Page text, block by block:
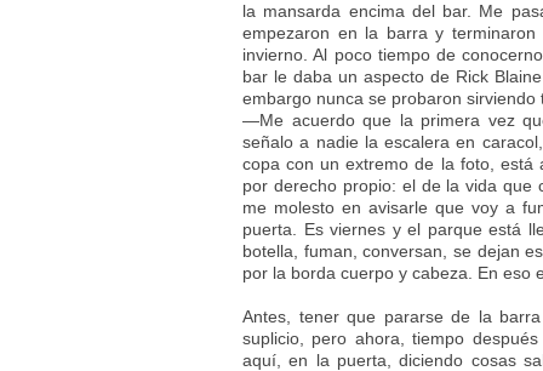
la mansarda encima del bar. Me
empezaron en la barra y
invierno. Al poco tiempo de
bar le daba un aspecto de Rick
embargo nunca se probaron
—Me acuerdo que la primera vez
señalo a nadie la escalera en
copa con un extremo de la foto,
por derecho propio: el de la vida que
me molesto en avisarle que voy a
puerta. Es viernes y el parque está
botella, fuman, conversan, se dejan
por la borda cuerpo y cabeza. En eso
Antes, tener que pararse de la
suplicio, pero ahora, tiempo
aquí, en la puerta, diciendo cosas